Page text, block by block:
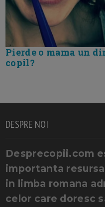
Pierde o mama un
copil?
DESPRE NOI
Desprecopii.com
importanta
in limba romana
celor care doresc